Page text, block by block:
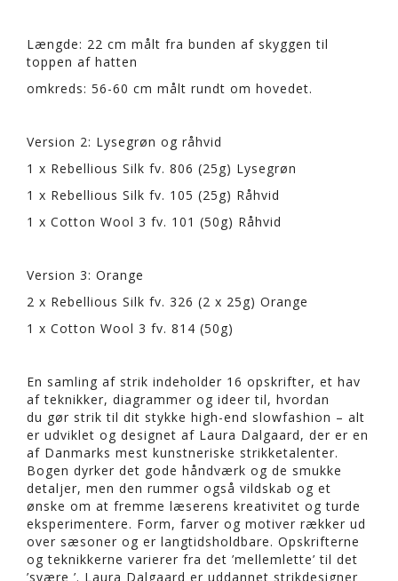
Længde: 22 cm målt fra bunden af skyggen til
toppen af hatten
omkreds: 56-60 cm målt rundt om hovedet.
Version 2: Lysegrøn og råhvid
1 x Rebellious Silk fv. 806 (25g) Lysegrøn
1 x Rebellious Silk fv. 105 (25g) Råhvid
1 x Cotton Wool 3 fv. 101 (50g) Råhvid
Version 3: Orange
2 x Rebellious Silk fv. 326 (2 x 25g) Orange
1 x Cotton Wool 3 fv. 814 (50g)
En samling af strik indeholder 16 opskrifter, et hav
af teknikker, diagrammer og ideer til, hvordan
du gør strik til dit stykke high-end slowfashion – alt
er udviklet og designet af Laura Dalgaard, der er en
af Danmarks mest kunstneriske strikketalenter.
Bogen dyrker det gode håndværk og de smukke
detaljer, men den rummer også vildskab og et
ønske om at fremme læserens kreativitet og turde
eksperimentere. Form, farver og motiver rækker ud
over sæsoner og er langtidsholdbare. Opskrifterne
og teknikkerne varierer fra det ’mellemlette’ til det
’svære ’. Laura Dalgaard er uddannet strikdesigner